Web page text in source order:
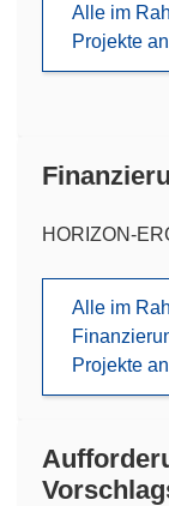
Alle im
Projekte
HORIZON-
Alle im
Projekte